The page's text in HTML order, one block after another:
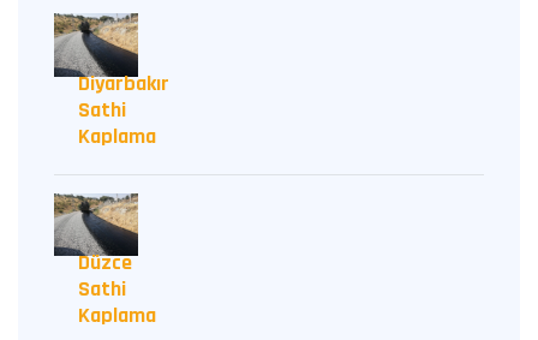
Diyarbakır
Sathi
Kaplama
Düzce
Sathi
Kaplama